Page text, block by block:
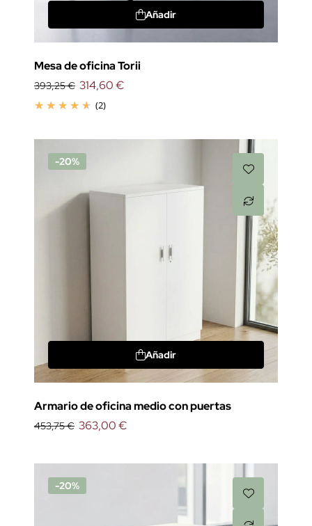
Añadir
Mesa de oficina Torii
393,25 €
(2)
314,60 €
-20%
Añadir
Armario de oficina medio con puertas
453,75 € 363,00 €
-20%